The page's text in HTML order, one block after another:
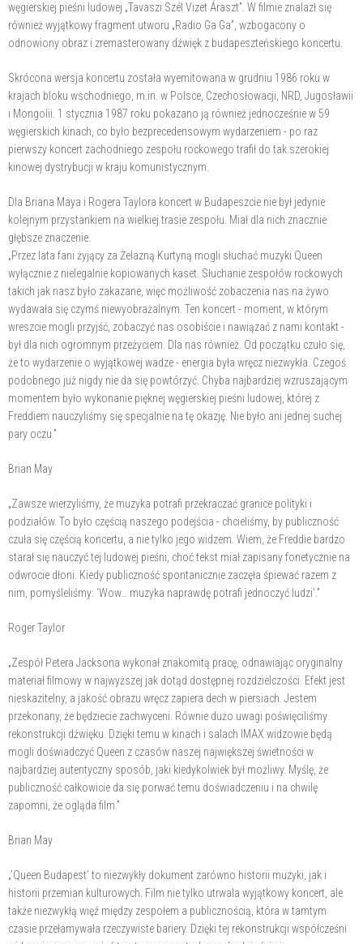
węgierskiej pieśni ludowej „Tavaszi Szél Vizet Áraszt”. W filmie znalazł się
również wyjątkowy fragment utworu „Radio Ga Ga”, wzbogacony o
odnowiony obraz i zremasterowany dźwięk z budapeszteńskiego koncertu.
Skrócona wersja koncertu została wyemitowana w grudniu 1986 roku w
krajach bloku wschodniego, m.in. w Polsce, Czechosłowacji, NRD, Jugosławii
i Mongolii. 1 stycznia 1987 roku pokazano ją również jednocześnie w 59
węgierskich kinach, co było bezprecedensowym wydarzeniem - po raz
pierwszy koncert zachodniego zespołu rockowego trafił do tak szerokiej
kinowej dystrybucji w kraju komunistycznym.
Dla Briana Maya i Rogera Taylora koncert w Budapeszcie nie był jedynie
kolejnym przystankiem na wielkiej trasie zespołu. Miał dla nich znacznie
głębsze znaczenie.
„Przez lata fani żyjący za Żelazną Kurtyną mogli słuchać muzyki Queen
wyłącznie z nielegalnie kopiowanych kaset. Słuchanie zespołów rockowych
takich jak nasz było zakazane, więc możliwość zobaczenia nas na żywo
wydawała się czymś niewyobrażalnym. Ten koncert - moment, w którym
wreszcie mogli przyjść, zobaczyć nas osobiście i nawiązać z nami kontakt -
był dla nich ogromnym przeżyciem. Dla nas również. Od początku czuło się,
że to wydarzenie o wyjątkowej wadze - energia była wręcz niezwykła. Czegoś
podobnego już nigdy nie da się powtórzyć. Chyba najbardziej wzruszającym
momentem było wykonanie pięknej węgierskiej pieśni ludowej, której z
Freddiem nauczyliśmy się specjalnie na tę okazję. Nie było ani jednej suchej
pary oczu.”
Brian May
„Zawsze wierzyliśmy, że muzyka potrafi przekraczać granice polityki i
podziałów. To było częścią naszego podejścia - chcieliśmy, by publiczność
czuła się częścią koncertu, a nie tylko jego widzem. Wiem, że Freddie bardzo
starał się nauczyć tej ludowej pieśni, choć tekst miał zapisany fonetycznie na
odwrocie dłoni. Kiedy publiczność spontanicznie zaczęła śpiewać razem z
nim, pomyśleliśmy: ‘Wow… muzyka naprawdę potrafi jednoczyć ludzi’.”
Roger Taylor
„Zespół Petera Jacksona wykonał znakomitą pracę, odnawiając oryginalny
materiał filmowy w najwyższej jak dotąd dostępnej rozdzielczości. Efekt jest
nieskazitelny, a jakość obrazu wręcz zapiera dech w piersiach. Jestem
przekonany, że będziecie zachwyceni. Równie dużo uwagi poświęciliśmy
rekonstrukcji dźwięku. Dzięki temu w kinach i salach IMAX widzowie będą
mogli doświadczyć Queen z czasów naszej największej świetności w
najbardziej autentyczny sposób, jaki kiedykolwiek był możliwy. Myślę, że
publiczność całkowicie da się porwać temu doświadczeniu i na chwilę
zapomni, że ogląda film.”
Brian May
„’Queen Budapest’ to niezwykły dokument zarówno historii muzyki, jak i
historii przemian kulturowych. Film nie tylko utrwala wyjątkowy koncert, ale
także niezwykłą więź między zespołem a publicznością, która w tamtym
czasie przełamywała rzeczywiste bariery. Dzięki tej rekonstrukcji współcześni